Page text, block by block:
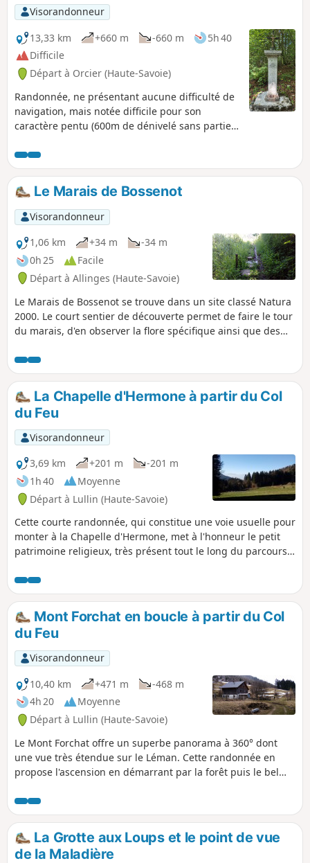
Visorandonneur
13,33 km
+660 m -660 m
5h 40
Difficile
Départ à Orcier (Haute-Savoie)
Randonnée, ne présentant aucune difficulté de
navigation, mais notée difficile pour son
caractère pentu (600m de dénivelé sans partie
première moitié de la descente (cailloux roulant
sous les chaussures). Très jolies vues depuis la
chapelle de Notre-Dame d'Hermone et spectacle
de "parapentistes". Randonnée qui se déroule
les trois quarts du temps à couvert et peut être
réalisée en quatre heures environ en mode
sportif.
Le Marais de Bossenot
Visorandonneur
1,06 km
+34 m
-34 m
0h 25
Facile
Départ à Allinges (Haute-Savoie)
Le Marais de Bossenot se trouve dans un site classé Natura
2000. Le court sentier de découverte permet de faire le tour
du marais, d'en observer la flore spécifique ainsi que des
jalonnent ce parcours pour amoureux de la nature, petits
ou grands.
La Chapelle d'Hermone à partir du Col
du Feu
Visorandonneur
3,69 km
+201 m
-201 m
1h 40
Moyenne
Départ à Lullin (Haute-Savoie)
Cette courte randonnée, qui constitue une voie usuelle pour
monter à la Chapelle d'Hermone, met à l'honneur le petit
patrimoine religieux, très présent tout le long du parcours,
Mont Forchat en boucle à partir du Col
du Feu
Visorandonneur
10,40 km
+471 m
-468 m
4h 20
Moyenne
Départ à Lullin (Haute-Savoie)
Le Mont Forchat offre un superbe panorama à 360° dont
une vue très étendue sur le Léman. Cette randonnée en
propose l'ascension en démarrant par la forêt puis le bel
La Grotte aux Loups et le point de vue
de la Maladière